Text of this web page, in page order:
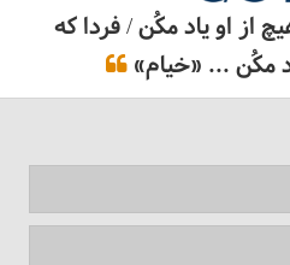
او یاد مکُن / فردا که
مکُن ... «خیام»